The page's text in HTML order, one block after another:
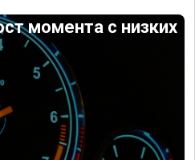
момента с низких